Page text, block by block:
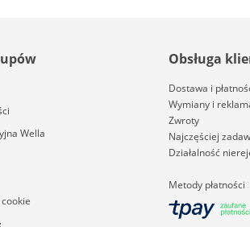
Wella
Obsługa
Dostawa i
Wymiany i
Zwroty
Najczęściej
Działalność
Metody płatności